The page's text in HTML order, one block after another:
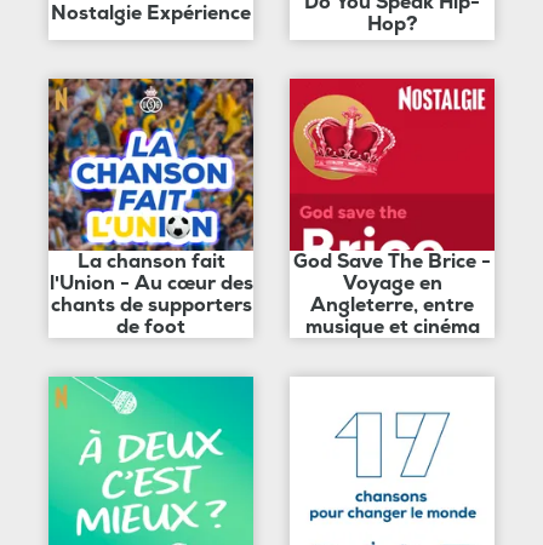
Nostalgie Expérience
Hop?
La chanson fait
l'Union - Au cœur des
chants de supporters
de foot
God Save The Brice -
Voyage en
Angleterre, entre
musique et cinéma